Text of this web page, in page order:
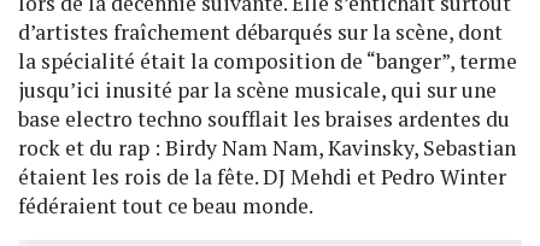
d’artistes fraîchement débarqués sur la scène, dont
la spécialité était la composition de “banger”, terme
jusqu’ici inusité par la scène musicale, qui sur une
base electro techno soufflait les braises ardentes du
rock et du rap : Birdy Nam Nam, Kavinsky, Sebastian
étaient les rois de la fête. DJ Mehdi et Pedro Winter
fédéraient tout ce beau monde.